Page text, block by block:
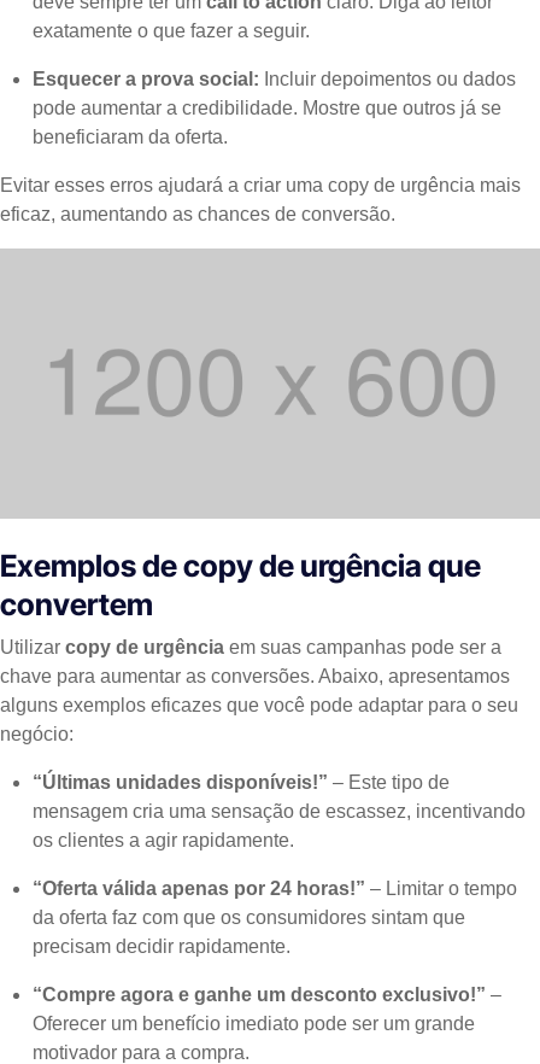
exatamente o que fazer a seguir.
Esquecer a prova social: Incluir depoimentos ou dados
pode aumentar a credibilidade. Mostre que outros já se
beneficiaram da oferta.
Evitar esses erros ajudará a criar uma copy de urgência mais
eficaz, aumentando as chances de conversão.
Exemplos de copy de urgência que
convertem
Utilizar copy de urgência em suas campanhas pode ser a
chave para aumentar as conversões. Abaixo, apresentamos
alguns exemplos eficazes que você pode adaptar para o seu
negócio:
“Últimas unidades disponíveis!” – Este tipo de
mensagem cria uma sensação de escassez, incentivando
os clientes a agir rapidamente.
“Oferta válida apenas por 24 horas!” – Limitar o tempo
da oferta faz com que os consumidores sintam que
precisam decidir rapidamente.
“Compre agora e ganhe um desconto exclusivo!” –
Oferecer um benefício imediato pode ser um grande
motivador para a compra.